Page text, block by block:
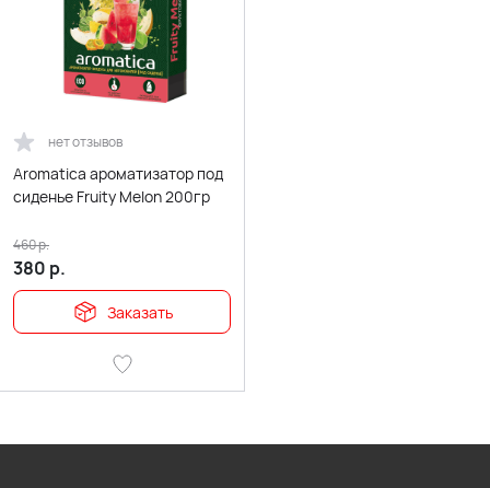
нет отзывов
Aromatica ароматизатор под
сиденье Fruity Melon 200гр
380 р.
460р.
Заказать